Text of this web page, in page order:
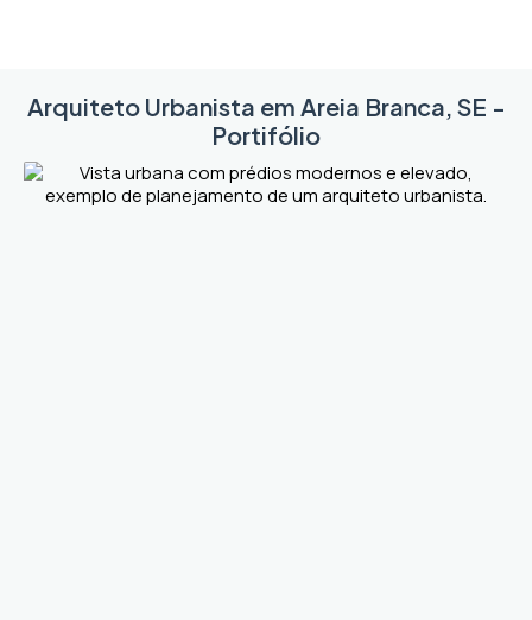
Arquiteto Urbanista em Areia Branca, SE -
Portifólio